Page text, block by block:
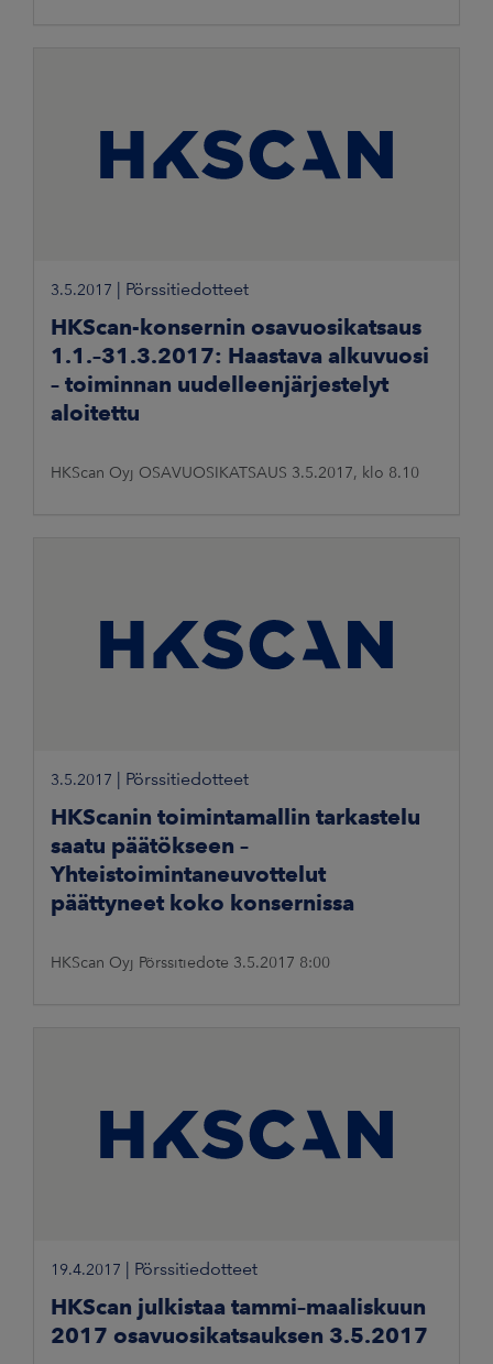
3.5.2017 Pörssitiedotteet
HKScan-konsernin osavuosikatsaus
1.1.–31.3.2017: Haastava alkuvuosi
– toiminnan uudelleenjärjestelyt
aloitettu
HKScan Oyj OSAVUOSIKATSAUS 3.5.2017, klo 8.10
3.5.2017 Pörssitiedotteet
HKScanin toimintamallin tarkastelu
saatu päätökseen –
Yhteistoimintaneuvottelut
päättyneet koko konsernissa
HKScan Oyj Pörssitiedote 3.5.2017 8:00
19.4.2017 Pörssitiedotteet
HKScan julkistaa tammi–maaliskuun
2017 osavuosikatsauksen 3.5.2017